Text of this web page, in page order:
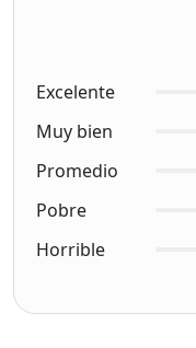
Excelente
Muy bien
Promedio
Pobre
Horrible